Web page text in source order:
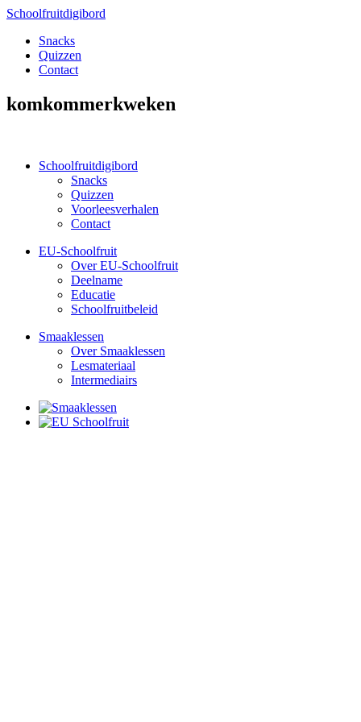
Schoolfruitdigibord
Snacks
Quizzen
Contact
komkommerkweken
Schoolfruitdigibord
Snacks
Quizzen
Voorleesverhalen
Contact
EU-Schoolfruit
Over EU-Schoolfruit
Deelname
Educatie
Schoolfruitbeleid
Smaaklessen
Over Smaaklessen
Lesmateriaal
Intermediairs